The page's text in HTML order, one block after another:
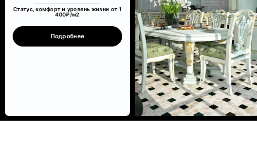
Статус, комфорт и уровень жизни от 1
400₽/м2
Подробнее